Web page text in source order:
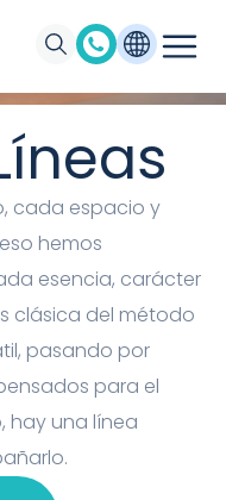
suelo y
cada espacio y
hemos
esencia, carácter
clásica del método
pasando por
para el
hay una línea